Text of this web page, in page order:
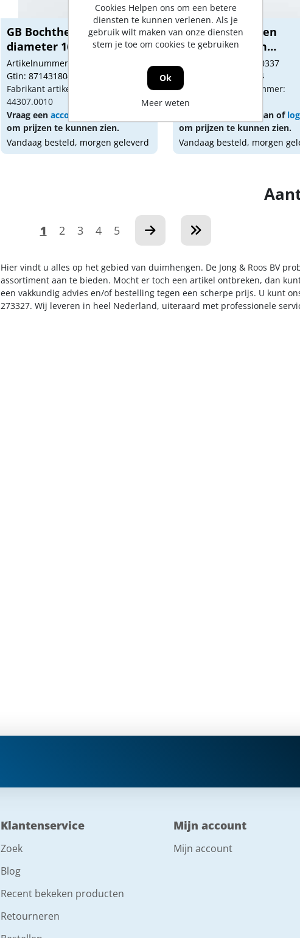
GB Bochtheng voor pen
diameter 16mm elek...
Artikelnummer: 1170364
Gtin: 8714318043223
Fabrikant artikel nummer:
44307.0010
Vraag een account
om prijzen te kunnen zien.
Vandaag besteld, morgen geleverd
GB Heng voor pen
diameter 16mm
Artikelnummer: 1170337
Gtin: 8714318043094
Fabrikant artikel nummer:
424070.0010
aan of
om prijzen te kunnen zien.
Vandaag besteld, morgen
1 2 3 4 5
Hier vindt u alles op het gebied van duimhengen. De Jong & Roos BV
assortiment aan te bieden. Mocht er toch een artikel ontbreken, dan
een vakkundig advies en/of bestelling tegen een scherpe prijs. U kunt
273327. Wij leveren in heel Nederland, uiteraard met professionele
Klantenservice
Zoek
Blog
Recent bekeken producten
Retourneren
Mijn account
Mijn account
Cookies Helpen ons om een betere
diensten te kunnen verlenen. Als je
gebruik wilt maken van onze diensten
stem je toe om cookies te gebruiken
Ok
Meer weten